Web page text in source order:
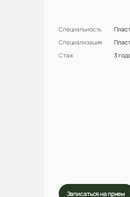
Специальность
Специализация
Стаж
3
Записаться на прием